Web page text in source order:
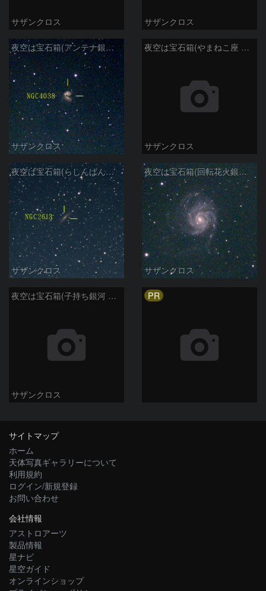
サザンクロス サザンクロス
夜空は宝石箱(アンテナ銀河 NGC4038) Seestar50
サザンクロス
夜空は宝石箱(やまねこ座 NGC2683) Seestar50
サザンクロス
夜空は宝石箱(らしんばん座 NGC2613) Seestar50
サザンクロス
夜空は宝石箱(回転花火銀河 M101) Seestar50
サザンクロス
夜空は宝石箱(子持ち銀河 M51) Seestar50
サザンクロス
PR
サイトマップ
ホーム
天体写真ギャラリーについて
利用規約
ログイン/新規登録
お問い合わせ
会社情報
アストロアーツ
製品情報
星ナビ
星空ガイド
オンラインショップ